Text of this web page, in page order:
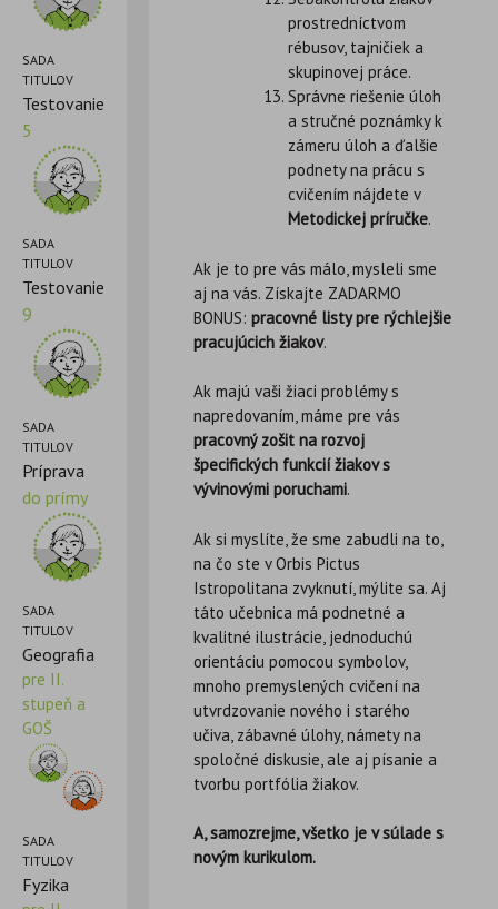
SADA
TITULOV
Testovanie
5
SADA
TITULOV
Testovanie
9
SADA
TITULOV
Príprava
do prímy
SADA
TITULOV
Geografia
pre II.
stupeň a
GOŠ
SADA
TITULOV
Fyzika
prostredníctvom
rébusov, tajničiek a
skupinovej práce.
Správne riešenie úloh
a stručné poznámky k
zámeru úloh a ďalšie
podnety na prácu s
cvičením nájdete v
Metodickej príručke.
Ak je to pre vás málo, mysleli sme
aj na vás. Získajte ZADARMO
BONUS:pracovné listy pre rýchlejšie
pracujúcich žiakov.
Ak majú vaši žiaci problémy s
napredovaním, máme pre vás
pracovný zošit na rozvoj
špecifických funkcií žiakov s
vývinovými poruchami.
Ak si myslíte, že sme zabudli na to,
na čo ste v Orbis Pictus
Istropolitana zvyknutí, mýlite sa. Aj
táto učebnica má podnetné a
kvalitné ilustrácie, jednoduchú
orientáciu pomocou symbolov,
mnoho premyslených cvičení na
utvrdzovanie nového i starého
učiva, zábavné úlohy, námety na
spoločné diskusie, ale aj písanie a
tvorbu portfólia žiakov.
A, samozrejme, všetko je v súlade s
novým kurikulom.